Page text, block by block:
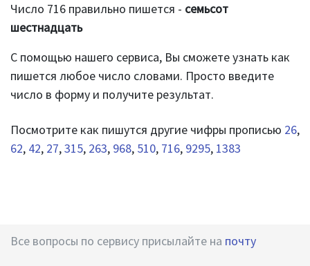
Число 716 правильно пишется - семьсот
шестнадцать
С помощью нашего сервиса, Вы сможете узнать как
пишется любое число словами. Просто введите
число в форму и получите результат.
Посмотрите как пишутся другие чифры прописью 26,
62, 42, 27,315, 263, 968, 510, 716, 9295, 1383
Все вопросы по сервису присылайте на почту